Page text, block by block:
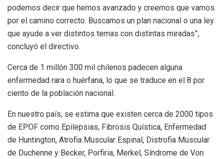
podemos decir que hemos avanzado y creemos que vamos
por el camino correcto. Buscamos un plan nacional o una ley
que ayude a ver distintos temas con distintas miradas”,
concluyó el directivo.
Cerca de 1 millón 300 mil chilenos padecen alguna
enfermedad rara o huérfana, lo que se traduce en el 8 por
ciento de la población nacional.
En nuestro país, se estima que existen cerca de 2000 tipos
de EPOF como Epilepsias, Fibrosis Quística, Enfermedad
de Huntington, Atrofia Muscular Espinal, Distrofia Muscular
de Duchenne y Becker, Porfiria, Merkel, Síndrome de Von